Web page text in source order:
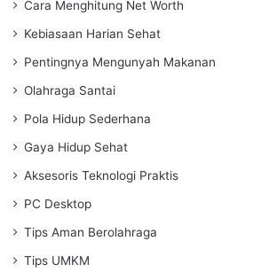
Cara Menghitung Net Worth
Kebiasaan Harian Sehat
Pentingnya Mengunyah Makanan
Olahraga Santai
Pola Hidup Sederhana
Gaya Hidup Sehat
Aksesoris Teknologi Praktis
PC Desktop
Tips Aman Berolahraga
Tips UMKM